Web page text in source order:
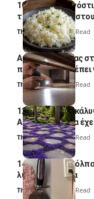
10 φορές ποιο
το απογειώσει
Thali Ombre4 Min Read
Αυγά κατσαρίδας
ποια σημεία
Thali Ombre4 Min Read
12 φυτά
Αύγουστο για να
Thali Ombre7 Min Read
14 πανέξυπνα
λύσουν τα χέρια
Thali Ombre 6 Min Read